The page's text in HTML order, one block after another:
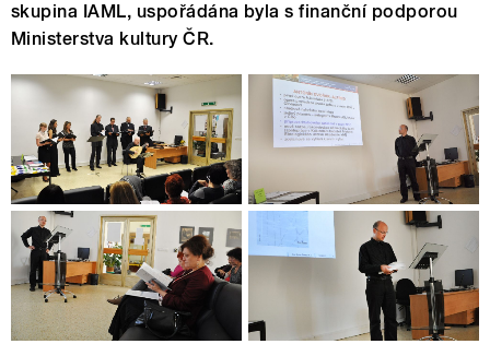
skupina IAML, uspořádána byla s finanční podporou
Ministerstva kultury ČR.